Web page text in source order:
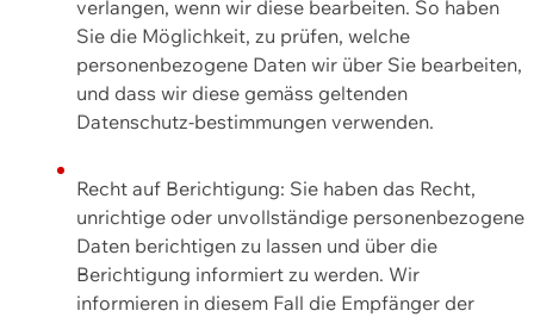
verlangen, wenn wir diese bearbeiten. So haben
Sie die Möglichkeit, zu prüfen, welche
personenbezogene Daten wir über Sie bearbeiten,
und dass wir diese gemäss geltenden
Datenschutz-bestimmungen verwenden.
Recht auf Berichtigung: Sie haben das Recht,
unrichtige oder unvollständige personenbezogene
Daten berichtigen zu lassen und über die
Berichtigung informiert zu werden. Wir
informieren in diesem Fall die Empfänger der